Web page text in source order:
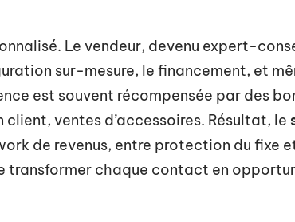
Le vendeur, devenu expert-
sur-mesure, le financement, et
est souvent récompensée par des
ventes d’accessoires. Résultat, le
de revenus, entre protection du fixe
transformer chaque contact en